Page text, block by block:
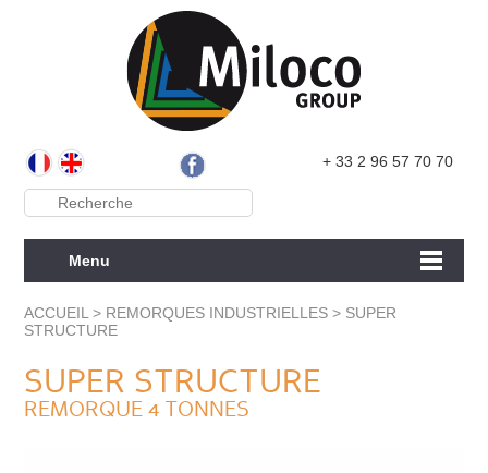
+ 33 2 96 57 70 70
Menu
ACCUEIL > REMORQUES INDUSTRIELLES > SUPER
STRUCTURE
SUPER STRUCTURE
REMORQUE 4 TONNES